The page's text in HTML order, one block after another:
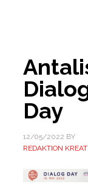
Day
12/05/2022 BY
REDAKTION